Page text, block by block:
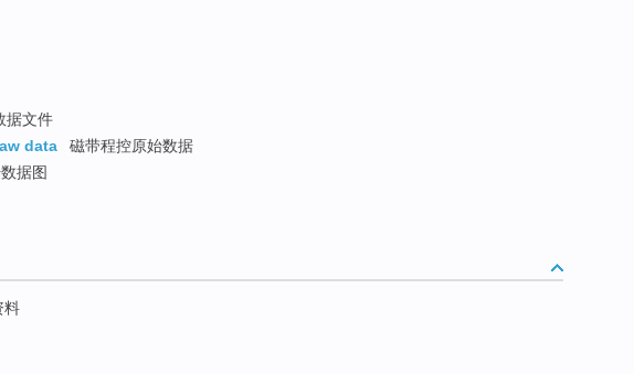
据文件
data
磁带程控原始数据
据图
料